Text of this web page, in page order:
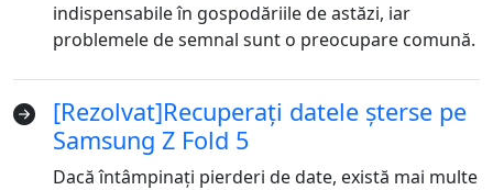
indispensabile în gospodăriile de astăzi, iar
problemele de semnal sunt o preocupare comună.
[Rezolvat]Recuperați datele șterse pe
Samsung Z Fold 5
Dacă întâmpinați pierderi de date, există mai multe